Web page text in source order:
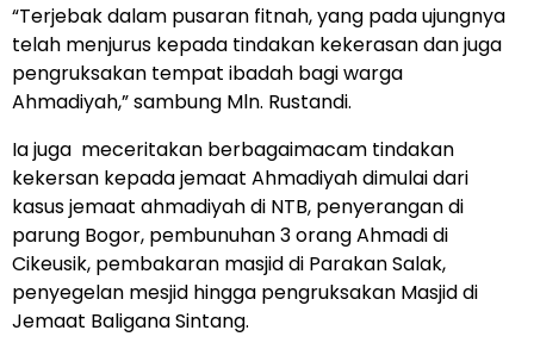
“Terjebak dalam pusaran fitnah, yang pada ujungnya
telah menjurus kepada tindakan kekerasan dan juga
pengruksakan tempat ibadah bagi warga
Ahmadiyah,” sambung Mln. Rustandi.
Ia juga meceritakan berbagaimacam tindakan
kekersan kepada jemaat Ahmadiyah dimulai dari
kasus jemaat ahmadiyah di NTB, penyerangan di
parung Bogor, pembunuhan 3 orang Ahmadi di
Cikeusik, pembakaran masjid di Parakan Salak,
penyegelan mesjid hingga pengruksakan Masjid di
Jemaat Baligana Sintang.